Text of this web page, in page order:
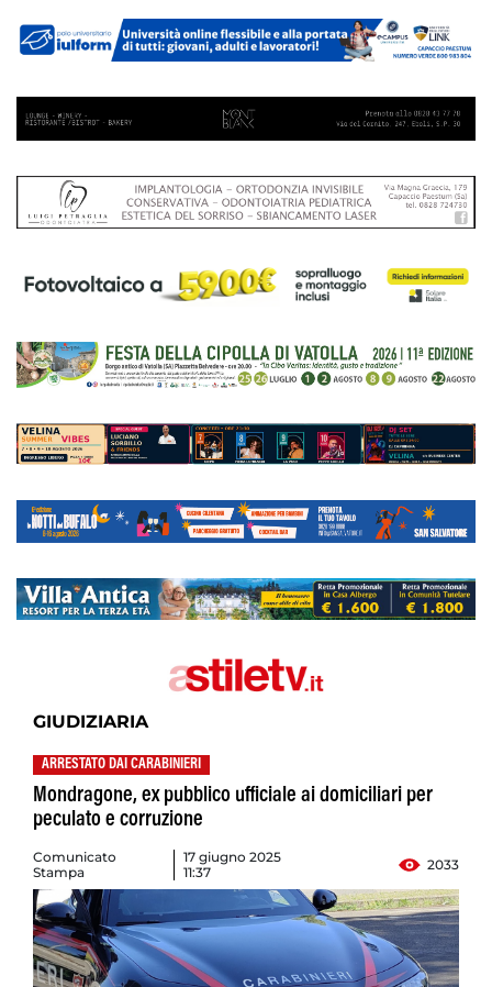
GIUDIZIARIA
ARRESTATO DAI CARABINIERI
Mondragone, ex pubblico ufficiale ai domiciliari per
peculato e corruzione
Comunicato
Stampa
17 giugno 2025
11:37
2033